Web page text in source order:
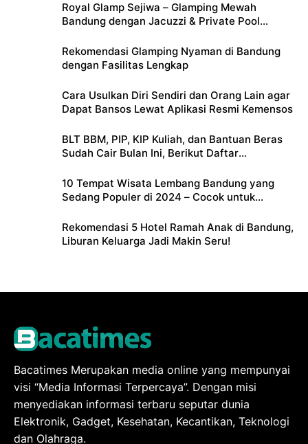
Royal Glamp Sejiwa – Glamping Mewah
Bandung dengan Jacuzzi & Private Pool
Rekomendasi Glamping Nyaman di Bandung
dengan Fasilitas Lengkap
Cara Usulkan Diri Sendiri dan Orang Lain agar
Dapat Bansos Lewat Aplikasi Resmi Kemensos
BLT BBM, PIP, KIP Kuliah, dan Bantuan Beras
Sudah Cair Bulan Ini, Berikut Daftar
10 Tempat Wisata Lembang Bandung yang
Sedang Populer di 2024 – Cocok untuk
Rekomendasi 5 Hotel Ramah Anak di Bandung,
Liburan Keluarga Jadi Makin Seru!
Bacatimes Merupakan media online yang mempunyai
visi “Media Informasi Terpercaya”. Dengan misi
menyediakan informasi terbaru seputar dunia
Elektronik, Gadget, Kesehatan, Kecantikan, Teknologi
dan Olahraga.